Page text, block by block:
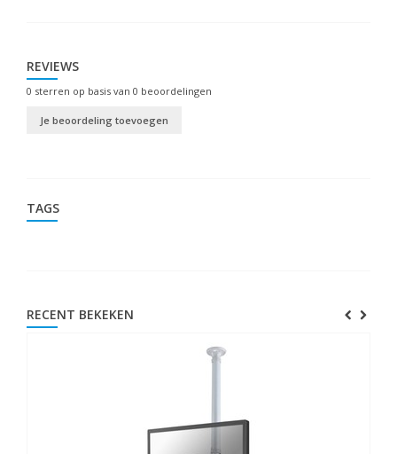
REVIEWS
0 sterren op basis van 0 beoordelingen
Je beoordeling toevoegen
TAGS
RECENT BEKEKEN